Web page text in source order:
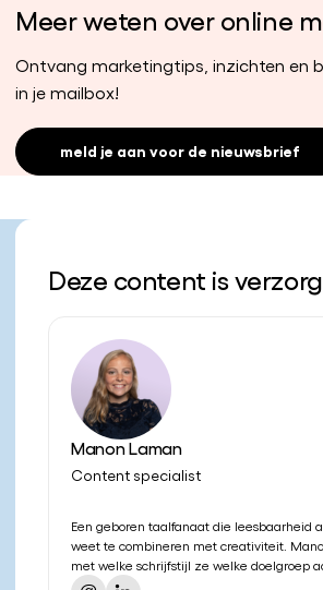
Meer weten over online
Ontvang marketingtips, inzichten en
in je mailbox!
meld je aan voor de nieuwsbrief
Deze content is
Manon Laman
Content specialist
Een geboren taalfanaat die leesbaarheid
weet te combineren met creativiteit.
met welke schrijfstijl ze welke doelgroep